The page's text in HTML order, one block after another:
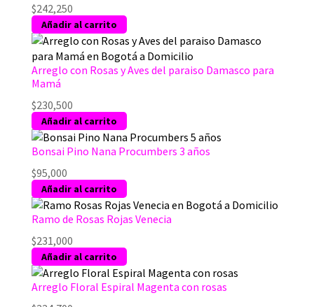
$242,250
Añadir al carrito
Arreglo con Rosas y Aves del paraiso Damasco para
Mamá
$230,500
Añadir al carrito
Bonsai Pino Nana Procumbers 3 años
$95,000
Añadir al carrito
Ramo de Rosas Rojas Venecia
$231,000
Añadir al carrito
Arreglo Floral Espiral Magenta con rosas